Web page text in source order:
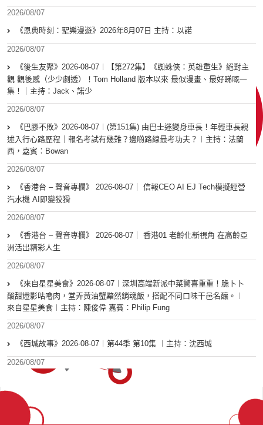
2026/08/07
《恩典時刻：聖樂漫遊》2026年8月07日 主持：以諾
2026/08/07
《後生友聚》2026-08-07︱【第272集】《蜘蛛俠：英雄重生》絕對主
觀 觀後感（少少劇透）！Tom Holland 版本以來 最似漫畫、最好睇嘅一
集！｜主持：Jack、諾少
2026/08/07
《巴膠不敗》2026-08-07︱(第151集) 由巴士迷變身車長！年輕車長親
述入行心路歷程｜報名考試有幾難？邊啲路線最考功夫？︱主持：法蘭
西，嘉賓︰Bowan
2026/08/07
《香港台 – 聲音專欄》 2026-08-07｜ 信報CEO AI EJ Tech模擬經營
汽水機 AI即變狡猾
2026/08/07
《香港台 – 聲音專欄》 2026-08-07｜ 香港01 老齡化新視角 在高齡亞
洲活出精彩人生
2026/08/07
《來自星星美食》2026-08-07︱深圳高端新派中菜驚喜重重！脆卜卜
酸甜燈影咕嚕肉，堂弄黃油蟹黯然銷魂飯，搭配不同口味干邑名釀。︱
來自星星美食︱主持：陳俊偉 嘉賓：Philip Fung
2026/08/07
《西城故事》2026-08-07︱第44季 第10集 ︱主持：沈西城
2026/08/07